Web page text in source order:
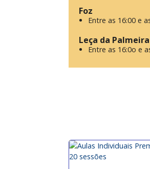
Foz
Entre as 16:00 e
Leça da Palmeira
Entre as 16:0o e